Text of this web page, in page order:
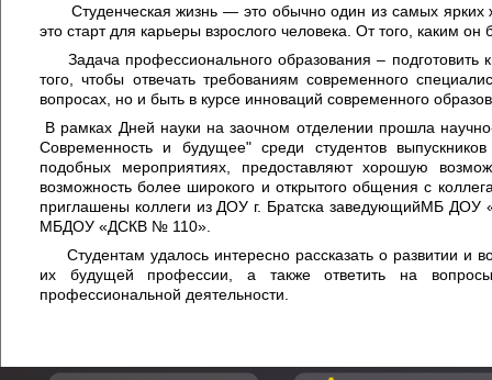
Студенческая жизнь — это обычно один из самых ярких
это старт для карьеры взрослого человека. От того, каким он
Задача профессионального образования – подготовить
того, чтобы отвечать требованиям современного
вопросах, но и быть в курсе инноваций современного
В рамках Дней науки на заочном отделении прошла
Современность и будущее" среди студентов
подобных мероприятиях, предоставляют хорошую
возможность более широкого и открытого общения с
приглашены коллеги из ДОУ г. Братска заведующийМБ
МБДОУ «ДСКВ № 110».
Студентам удалось интересно рассказать о развитии и
их будущей профессии, а также ответить на
профессиональной деятельности.